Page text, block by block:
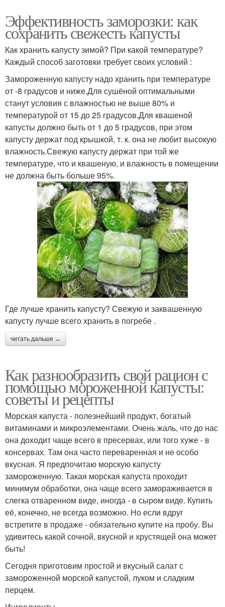
Эффективность заморозки: как
сохранить свежесть капусты
Как хранить капусту зимой? При какой температуре?
Каждый способ заготовки требует своих условий :
Замороженную капусту надо хранить при температуре
от -8 градусов и ниже.Для сушёной оптимальными
станут условия с влажностью не выше 80% и
температурой от 15 до 25 градусов.Для квашеной
капусты должно быть от 1 до 5 градусов, при этом
капусту держат под крышкой, т. к. она не любит высокую
влажность.Свежую капусту держат при той же
температуре, что и квашеную, и влажность в помещении
не должна быть больше 95%.
Где лучше хранить капусту? Свежую и заквашенную
капусту лучше всего хранить в погребе .
читать дальше →
Как разнообразить свой рацион с
помощью мороженной капусты:
советы и рецепты
Морская капуста - полезнейший продукт, богатый
витаминами и микроэлементами. Очень жаль, что до нас
она доходит чаще всего в пресервах, или того хуже - в
консервах. Там она часто переваренная и не особо
вкусная. Я предпочитаю морскую капусту
замороженную. Такая морская капуста проходит
минимум обработки, она чаще всего замораживается в
слегка отваренном виде, иногда - в сыром виде. Купить
её, конечно, не всегда возможно. Но если вдруг
встретите в продаже - обязательно купите на пробу. Вы
удивитесь какой сочной, вкусной и хрустящей она может
быть!
Сегодня приготовим простой и вкусный салат с
замороженной морской капустой, луком и сладким
перцем.